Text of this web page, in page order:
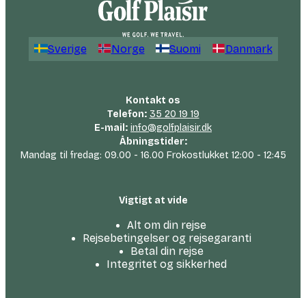
Sverige Norge Suomi Danmark
Kontakt os
Telefon: 35 20 19 19
E-mail: info@golfplaisir.dk
Åbningstider:
Mandag til fredag: 09.00 - 16.00 Frokostlukket 12:00 - 12:45
Vigtigt at vide
Alt om din rejse
Rejsebetingelser og rejsegaranti
Betal din rejse
Integritet og sikkerhed